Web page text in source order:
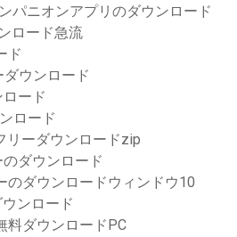
パニオンアプリのダウンロード
ロード急流
ド
ウンロード
ード
ロード
リーダウンロードzip
ダウンロード
のダウンロードウィンドウ10
ンロード
料ダウンロードPC